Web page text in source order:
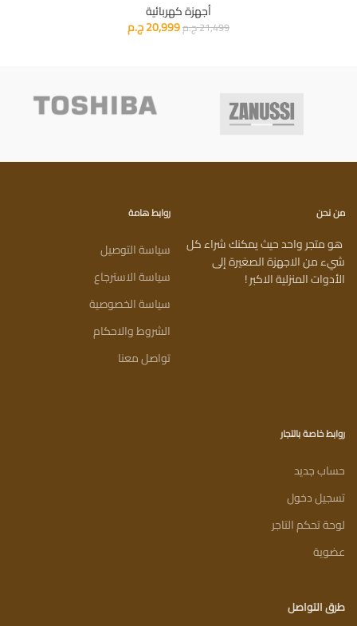
أجهزة كهربائية
21,499ج.م20,999ج.م
من نحن
هو متجر واحد حيث يمكنك شراء كل
شيء من الاجهزة الصغيرة إلى
الأدوات المنزلية الاكبر !
روابط هامة
سياسة التوصيل
سياسة الاسترجاع
سياسة الخصوصية
الشروط والاحكام
تواصل معنا
روابط خاصة بالتجار
حساب جديد
تسجيل دخول
لوحة تحكم التاجر
عضوية
طرق التواصل